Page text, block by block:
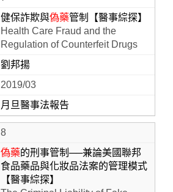
健保詐欺與偽藥管制【醫事綜探】
Health Care Fraud and the
Regulation of Counterfeit Drugs
劉邦揚
2019/03
月旦醫事法報告
8
偽藥的刑事管制──兼論美國聯邦
食品藥品與化妝品法案的管理模式
【醫事綜探】